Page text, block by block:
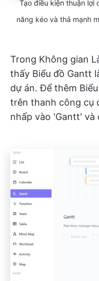
Tạo điều kiện thuận lợi
năng kéo và thả mạnh
Trong Không gian
thấy Biểu đồ Gantt
dự án. Để thêm
trên thanh công cụ
nhấp vào 'Gantt' và